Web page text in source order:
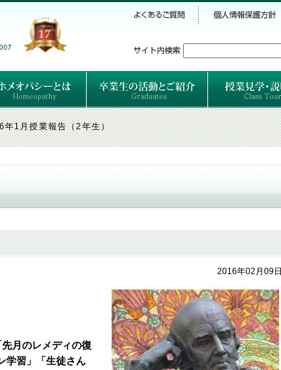
オパシーとは
シカルホメオパシーとは
ガノンとは
ネマンの人生
ネマン以後のホメオパス
ディの使い方ABC 卒業生のご紹介
卒業生の活動
年1月授業報告（2年生）
2016年02月09日
月のレメディの復
学習」「生徒さん